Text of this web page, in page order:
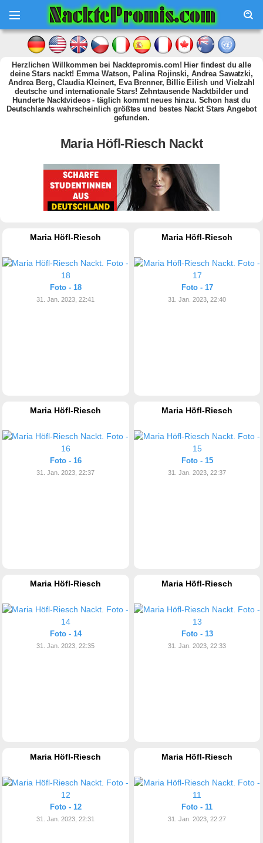
Herzlichen Willkommen bei Nacktepromis.com! Hier findest du alle
deine Stars nackt! Emma Watson, Palina Rojinski, Andrea Sawatzki,
Andrea Berg, Claudia Kleinert, Eva Brenner, Billie Eilish und Vielzahl
deutsche und internationale Stars! Zehntausende Nacktbilder und
Hunderte Nacktvideos - täglich kommt neues hinzu. Schon hast du
Deutschlands wahrscheinlich größtes und bestes Nackt Stars Angebot
gefunden.
Maria Höfl-Riesch Nackt
Maria Höfl-Riesch
Foto - 18
31. Jan. 2023, 22:41
Maria Höfl-Riesch
Foto - 17
31. Jan. 2023, 22:40
Maria Höfl-Riesch
Foto - 16
31. Jan. 2023, 22:37
Maria Höfl-Riesch
Foto - 15
31. Jan. 2023, 22:37
Maria Höfl-Riesch
Foto - 14
31. Jan. 2023, 22:35
Maria Höfl-Riesch
Foto - 13
31. Jan. 2023, 22:33
Maria Höfl-Riesch
Foto - 12
31. Jan. 2023, 22:31
Maria Höfl-Riesch
Foto - 11
31. Jan. 2023, 22:27